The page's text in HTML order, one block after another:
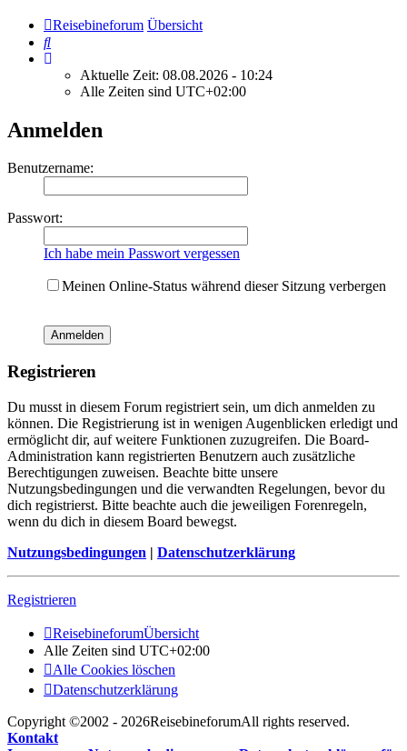
Reisebineforum Übersicht
Suche
Aktuelle Zeit: 08.08.2026 - 10:24
Alle Zeiten sind UTC+02:00
Anmelden
Benutzername:
Passwort:
Ich habe mein Passwort vergessen
Meinen Online-Status während dieser Sitzung verbergen
Registrieren
Du musst in diesem Forum registriert sein, um dich anmelden zu
können. Die Registrierung ist in wenigen Augenblicken erledigt und
ermöglicht dir, auf weitere Funktionen zuzugreifen. Die Board-
Administration kann registrierten Benutzern auch zusätzliche
Berechtigungen zuweisen. Beachte bitte unsere
Nutzungsbedingungen und die verwandten Regelungen, bevor du
dich registrierst. Bitte beachte auch die jeweiligen Forenregeln,
wenn du dich in diesem Board bewegst.
Nutzungsbedingungen | Datenschutzerklärung
Registrieren
ReisebineforumÜbersicht
Alle Zeiten sind UTC+02:00
Alle Cookies löschen
Datenschutzerklärung
Copyright ©2002 - 2026ReisebineforumAll rights reserved.
Kontakt